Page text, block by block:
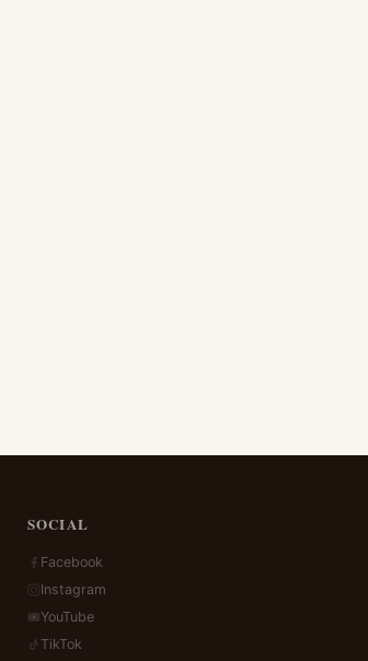
SOCIAL
Facebook
Instagram
YouTube
TikTok